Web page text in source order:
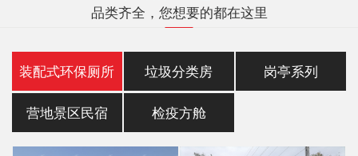
品类齐全，您想要的都在这里
装配式环保厕所 垃圾分类房 岗亭系列
营地景区民宿 检疫方舱